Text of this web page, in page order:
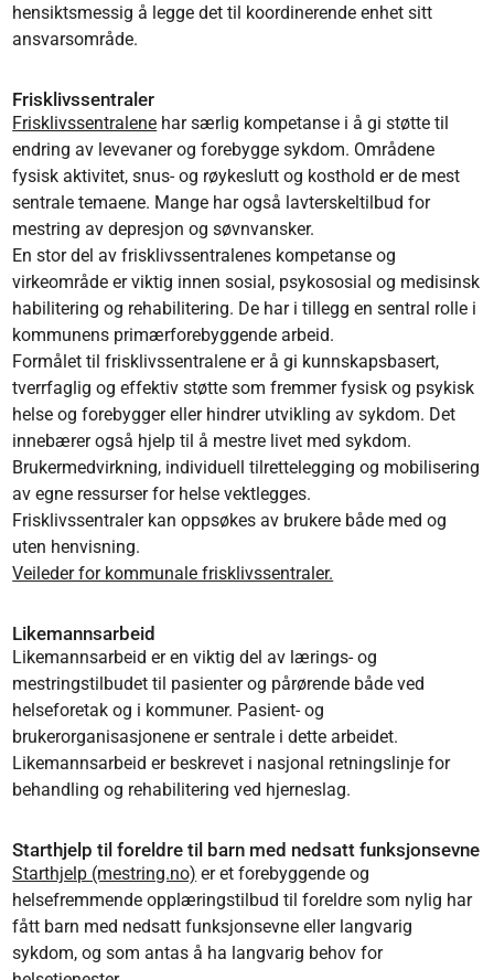
hensiktsmessig å legge det til koordinerende enhet sitt
ansvarsområde.
Frisklivssentraler
Frisklivssentralene har særlig kompetanse i å gi støtte til
endring av levevaner og forebygge sykdom. Områdene
fysisk aktivitet, snus- og røykeslutt og kosthold er de mest
sentrale temaene. Mange har også lavterskeltilbud for
mestring av depresjon og søvnvansker.
En stor del av frisklivssentralenes kompetanse og
virkeområde er viktig innen sosial, psykososial og medisinsk
habilitering og rehabilitering. De har i tillegg en sentral rolle i
kommunens primærforebyggende arbeid.
Formålet til frisklivssentralene er å gi kunnskapsbasert,
tverrfaglig og effektiv støtte som fremmer fysisk og psykisk
helse og forebygger eller hindrer utvikling av sykdom. Det
innebærer også hjelp til å mestre livet med sykdom.
Brukermedvirkning, individuell tilrettelegging og mobilisering
av egne ressurser for helse vektlegges.
Frisklivssentraler kan oppsøkes av brukere både med og
uten henvisning.
Veileder for kommunale frisklivssentraler.
Likemannsarbeid
Likemannsarbeid er en viktig del av lærings- og
mestringstilbudet til pasienter og pårørende både ved
helseforetak og i kommuner. Pasient- og
brukerorganisasjonene er sentrale i dette arbeidet.
Likemannsarbeid er beskrevet i nasjonal retningslinje for
behandling og rehabilitering ved hjerneslag.
Starthjelp til foreldre til barn med nedsatt funksjonsevne
Starthjelp (mestring.no) er et forebyggende og
helsefremmende opplæringstilbud til foreldre som nylig har
fått barn med nedsatt funksjonsevne eller langvarig
sykdom, og som antas å ha langvarig behov for